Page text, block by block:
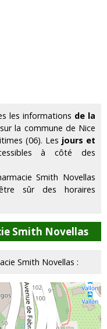
les informations de la
la commune de Nice
(06). Les jours et
à côté des
Smith Novellas
sûr des horaires
Smith Novellas
Smith Novellas :